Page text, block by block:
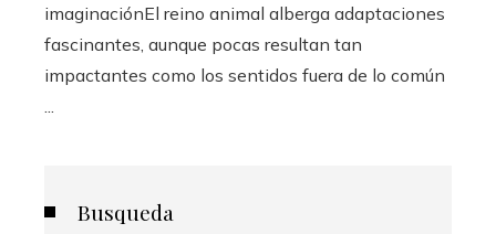
imaginaciónEl reino animal alberga adaptaciones
fascinantes, aunque pocas resultan tan
impactantes como los sentidos fuera de lo común
Busqueda